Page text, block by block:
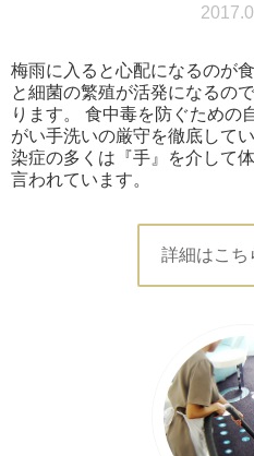
梅雨に入ると心配になるのが
と細菌の繁殖が活発になるの
ります。 食中毒を防ぐための
がい手洗いの厳守を徹底して
染症の多くは『手』を介して
言われています。
詳細はこ